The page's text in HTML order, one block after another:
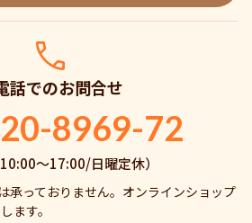
話でのお問合せ
8969-72
10:00〜17:00/日曜定休）
承っておりません。オンラインショップ
ます。